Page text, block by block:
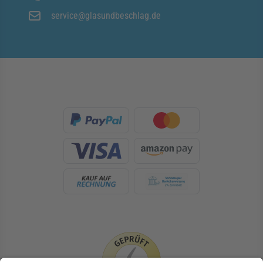
service@glasundbeschlag.de